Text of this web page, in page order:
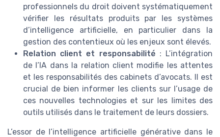
professionnels du droit doivent systématiquement
vérifier les résultats produits par les systèmes
d’intelligence artificielle, en particulier dans la
gestion des contentieux où les enjeux sont élevés.
Relation client et responsabilité : L’intégration
de l’IA dans la relation client modifie les attentes
et les responsabilités des cabinets d’avocats. Il est
crucial de bien informer les clients sur l’usage de
ces nouvelles technologies et sur les limites des
outils utilisés dans le traitement de leurs dossiers.
L’essor de l’intelligence artificielle générative dans le